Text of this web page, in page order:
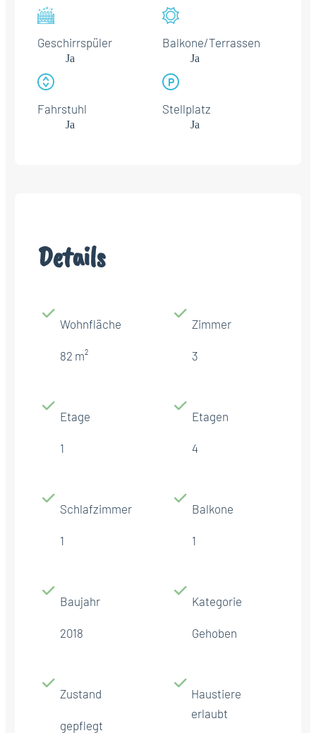
Geschirrspüler
Ja
Balkone/Terrassen
Ja
Fahrstuhl
Ja
Stellplatz
Ja
Details
Wohnfläche
82 m²
Zimmer
3
Etage
1
Etagen
4
Schlafzimmer
1
Balkone
1
Baujahr
2018
Kategorie
Gehoben
Zustand
gepflegt
Haustiere
erlaubt